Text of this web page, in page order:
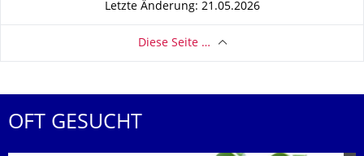
Letzte Änderung: 21.05.2026
Diese Seite …
OFT GESUCHT